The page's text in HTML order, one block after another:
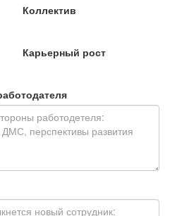
Коллектив
Карьерный рост